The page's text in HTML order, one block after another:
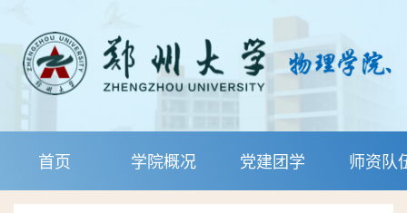
首页 学院概况 党建团学 师资队